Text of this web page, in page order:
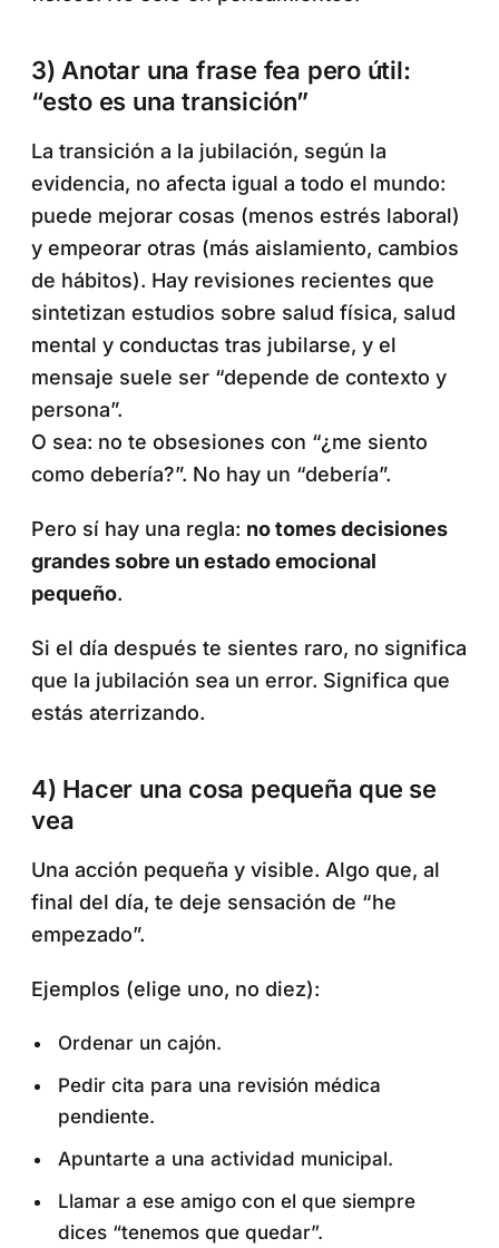
3) Anotar una frase fea pero útil:
“esto es una transición”
La transición a la jubilación, según la
evidencia, no afecta igual a todo el mundo:
puede mejorar cosas (menos estrés laboral)
y empeorar otras (más aislamiento, cambios
de hábitos). Hay revisiones recientes que
sintetizan estudios sobre salud física, salud
mental y conductas tras jubilarse, y el
mensaje suele ser “depende de contexto y
persona”.
O sea: no te obsesiones con “¿me siento
como debería?”. No hay un “debería”.
Pero sí hay una regla: no tomes decisiones
grandes sobre un estado emocional
pequeño.
Si el día después te sientes raro, no significa
que la jubilación sea un error. Significa que
estás aterrizando.
4) Hacer una cosa pequeña que se
vea
Una acción pequeña y visible. Algo que, al
final del día, te deje sensación de “he
empezado”.
Ejemplos (elige uno, no diez):
Ordenar un cajón.
Pedir cita para una revisión médica
pendiente.
Apuntarte a una actividad municipal.
Llamar a ese amigo con el que siempre
dices “tenemos que quedar”.